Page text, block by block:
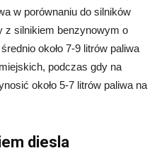
w porównaniu do silników
z silnikiem benzynowym o
około 7-9 litrów paliwa
podczas gdy na
około 5-7 litrów paliwa na
diesla